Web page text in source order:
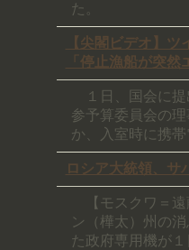
た。
【尖閣ビデオ】
「停止漁船が突
１日、国会に提
参予算委員会の
か、入室時に携
ロシア大統領、
【モスクワ＝遠
ン（樺太）州の
た政府専用機が